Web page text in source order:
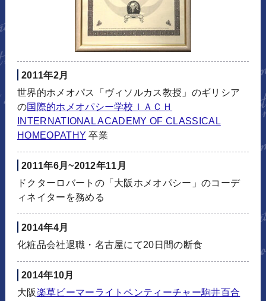
2011年2月
世界的ホメオパス「ヴィソルカス教授」のギリシア
の国際的ホメオパシー学校ＩＡＣＨ
INTERNATIONAL ACADEMY OF CLASSICAL
HOMEOPATHY 卒業
2011年6月~2012年11月
ドクターロバートの「大阪ホメオパシー」のコーデ
ィネイターを務める
2014年4月
化粧品会社退職・名古屋にて20日間の断食
2014年10月
大阪楽草ビーマーライトペンティーチャー駒井百合